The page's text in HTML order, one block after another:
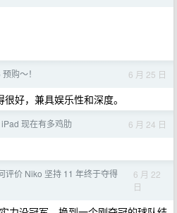
购～！ 6 月 25 日
好，兼具娱乐性和深度。
现在有多鸡肋 6 月 24 日
评价 Niko 坚持 11 年终于夺得
6 月 22
日